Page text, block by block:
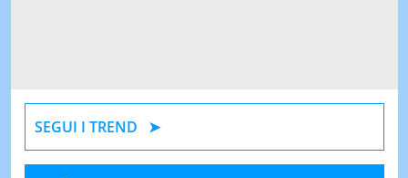
SEGUI I TREND